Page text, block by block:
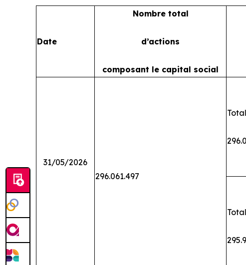
Date
Nombre total
d’actions
composant le capital social
31/05/2026
296.061.497